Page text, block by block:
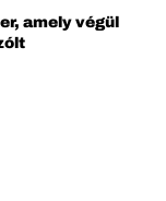
amely végül